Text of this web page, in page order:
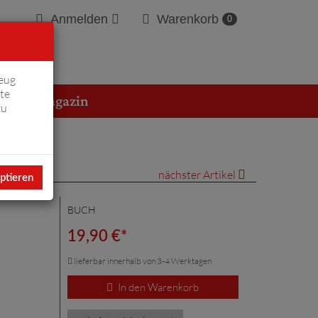
Anmelden Warenkorb 0
Magazin
nächster Artikel
BUCH
19,90 €*
lieferbar innerhalb von 3-4 Werktagen
In den Warenkorb